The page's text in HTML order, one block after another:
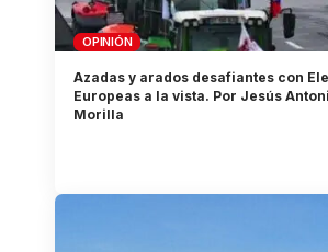
OPINIÓN
Azadas y arados desafiantes con
Europeas a la vista. Por Jesús
Morilla